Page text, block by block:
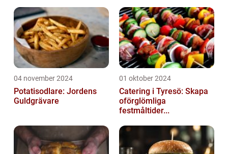
04 november 2024
Potatisodlare: Jordens
Guldgrävare
01 oktober 2024
Catering i Tyresö: Skapa
oförglömliga
festmåltider...